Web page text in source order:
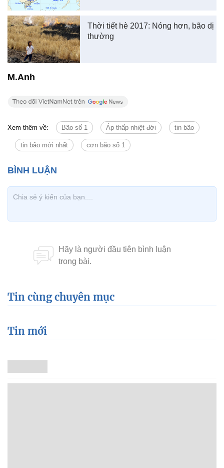
Thời tiết hè 2017: Nóng hơn, bão dị
thường
M.Anh
Xem thêm về: Bão số 1 Áp thấp nhiệt đới tin bão
tin bão mới nhất cơn bão số 1
Tin cùng chuyên mục
Tin mới